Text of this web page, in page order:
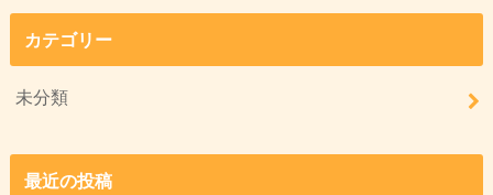
カテゴリー
未分類
最近の投稿